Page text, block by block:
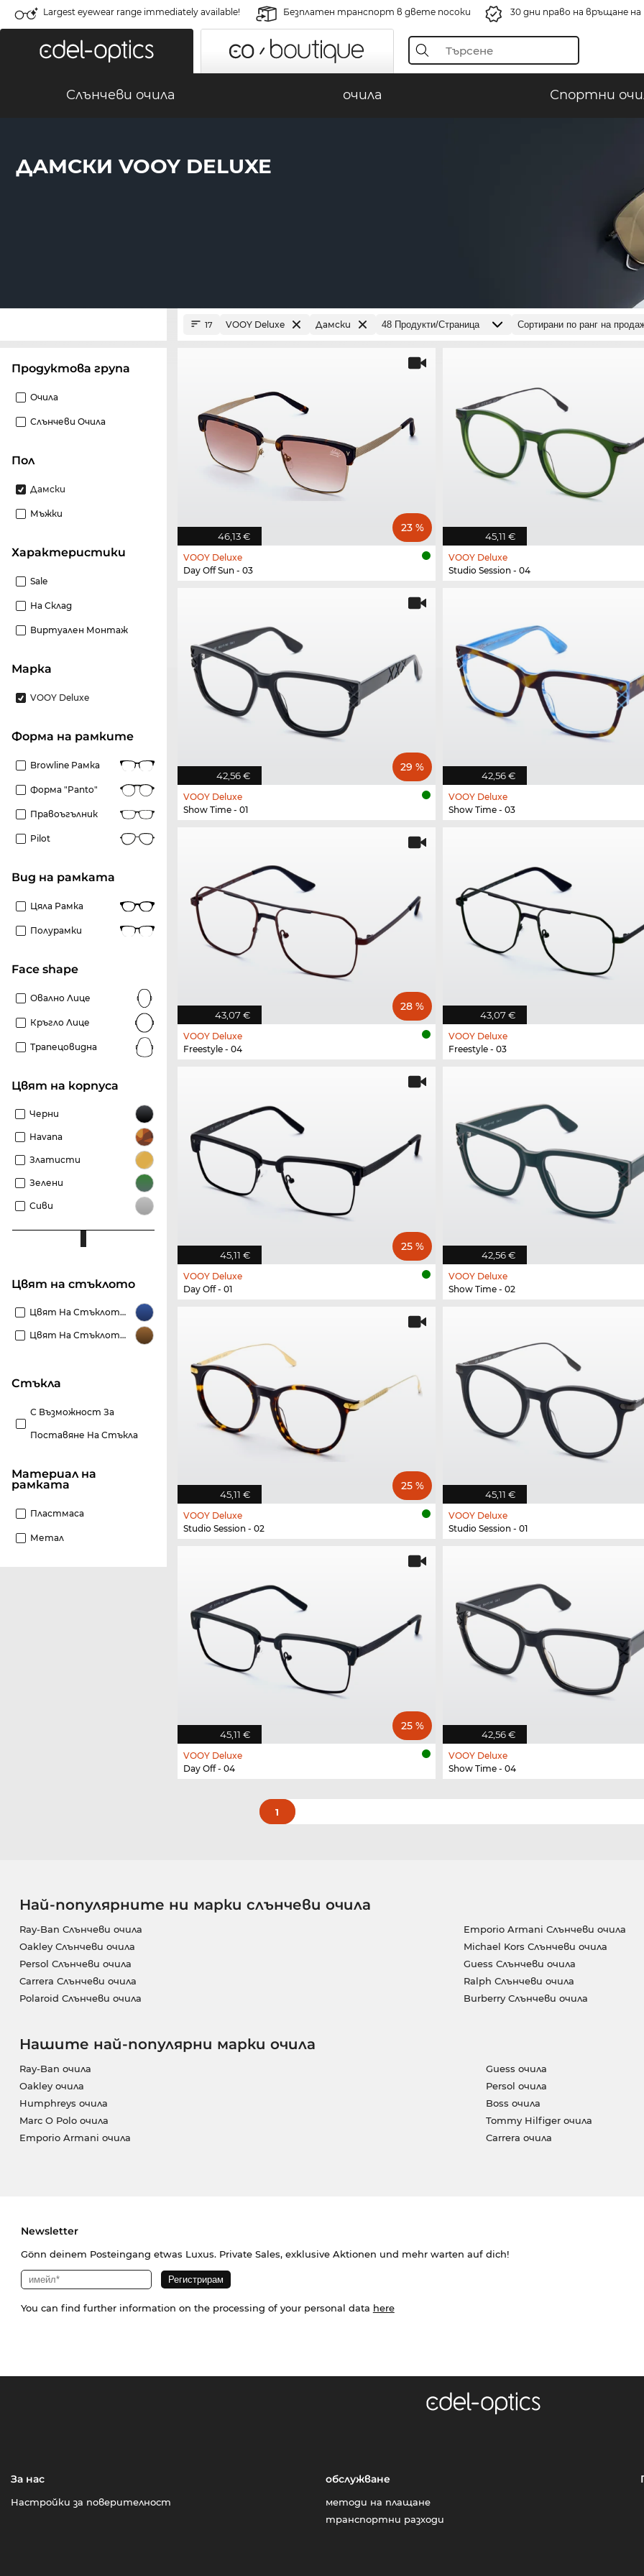
Largest eyewear range immediately available! Безплатен транспорт в двете посоки 30 дни право на връщане
Слънчеви очила очила Спортни
ДАМСКИ VOOY DELUXE
Продуктова група
Очила
Слънчеви Очила
Пол
Дамски
Мъжки
Характеристики
Sale
На Склад
Виртуален Монтаж
Марка
VOOY Deluxe
Форма на рамките
Browline Рамка
Форма "panto"
Правоъгълник
Pilot
Вид на рамката
Цяла Рамка
Полурамки
Face shape
Овално Лице
Кръгло Лице
Трапецовидна
Цвят на корпуса
Черни
Havana
Златисти
Зелени
Сиви
Цвят на стъклото
Цвят На Стъклото Сини
Цвят На Стъклото Кафяви
стъкла
С Възможност За
Поставяне На Стъкла
материал на
рамката
Пластмаса
Метал
17 VOOY Deluxe Дамски
46,13 €
23 %
VOOY Deluxe
Day Off Sun - 03
45,11 €
VOOY Deluxe
Studio Session - 04
42,56 €
29 %
VOOY Deluxe
Show Time - 01
42,56 €
VOOY Deluxe
Show Time - 03
43,07 €
28 %
VOOY Deluxe
Freestyle - 04
43,07 €
VOOY Deluxe
Freestyle - 03
45,11 €
25 %
VOOY Deluxe
Day Off - 01
42,56 €
VOOY Deluxe
Show Time - 02
45,11 €
25 %
VOOY Deluxe
Studio Session - 02
45,11 €
VOOY Deluxe
Studio Session - 01
45,11 €
25 %
VOOY Deluxe
Day Off - 04
42,56 €
VOOY Deluxe
Show Time - 04
1
Най-популярните ни марки слънчеви очила
Ray-Ban Слънчеви очила
Oakley Слънчеви очила
Persol Слънчеви очила
Carrera Слънчеви очила
Polaroid Слънчеви очила
Emporio Armani Слънчеви очила
Michael Kors Слънчеви очила
Guess Слънчеви очила
Ralph Слънчеви очила
Burberry Слънчеви очила
Нашите най-популярни марки очила
Ray-Ban очила
Oakley очила
Humphreys очила
Marc O Polo очила
Emporio Armani очила
Guess очила
Persol очила
Boss очила
Tommy Hilfiger очила
Carrera очила
Newsletter
Gönn deinem Posteingang etwas Luxus. Private Sales, exklusive Aktionen und mehr warten auf dich!
You can find further information on the processing of your personal data here
За нас
Настройки за поверителност
обслужване
методи на плащане
транспортни разходи